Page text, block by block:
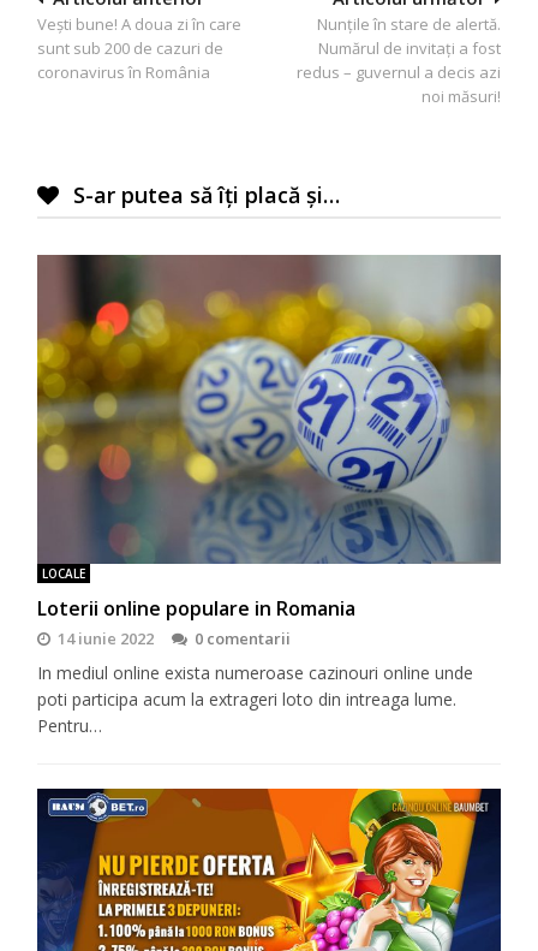
în
articole
Nunțile în stare de alertă.
Numărul de invitați a fost
redus – guvernul a decis azi
noi măsuri!
Vești bune! A doua zi în care
sunt sub 200 de cazuri de
coronavirus în România
S-ar putea să îți placă și…
LOCALE
Loterii online populare in Romania
14 iunie 2022 0 comentarii
In mediul online exista numeroase cazinouri online unde
poti participa acum la extrageri loto din intreaga lume.
Pentru…